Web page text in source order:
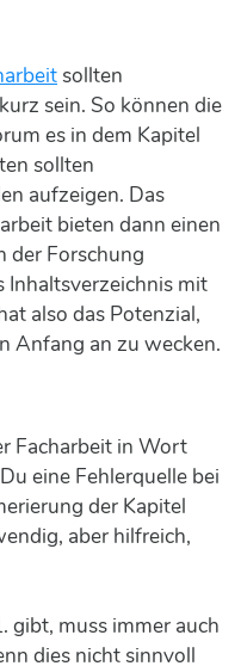
sollten
sein. So können die
es in dem Kapitel
sollten
aufzeigen. Das
bieten dann einen
der Forschung
Inhaltsverzeichnis mit
also das Potenzial,
Anfang an zu wecken.
Facharbeit in Wort
eine Fehlerquelle bei
der Kapitel
aber hilfreich,
gibt, muss immer auch
dies nicht sinnvoll